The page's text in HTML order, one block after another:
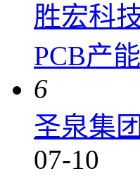
胜宏科
PCB产
6
圣泉集
07-10